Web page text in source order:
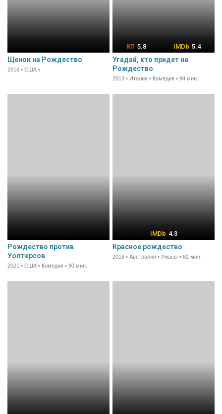
Щенок на Рождество
2016 • США •
5.8 5.4
Угадай, кто придет на
Рождество
2013 • Италия • Комедия • 94 мин.
Рождество против
Уолтерсов
2021 • США • Комедия • 90 мин.
4.3
Красное рождество
2016 • Австралия • Ужасы • 82 мин.